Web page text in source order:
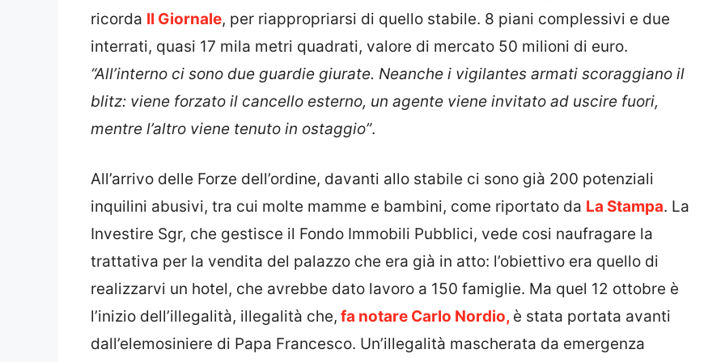
ricorda Il Giornale, per riappropriarsi di quello stabile. 8 piani complessivi e due
interrati, quasi 17 mila metri quadrati, valore di mercato 50 milioni di euro.
“All’interno ci sono due guardie giurate. Neanche i vigilantes armati scoraggiano il
blitz: viene forzato il cancello esterno, un agente viene invitato ad uscire fuori,
mentre l’altro viene tenuto in ostaggio”.
All’arrivo delle Forze dell’ordine, davanti allo stabile ci sono già 200 potenziali
inquilini abusivi, tra cui molte mamme e bambini, come riportato da La Stampa. La
Investire Sgr, che gestisce il Fondo Immobili Pubblici, vede cosi naufragare la
trattativa per la vendita del palazzo che era già in atto: l’obiettivo era quello di
realizzarvi un hotel, che avrebbe dato lavoro a 150 famiglie. Ma quel 12 ottobre è
l’inizio dell’illegalità, illegalità che, fa notare Carlo Nordio, è stata portata avanti
dall’elemosiniere di Papa Francesco. Un’illegalità mascherata da emergenza